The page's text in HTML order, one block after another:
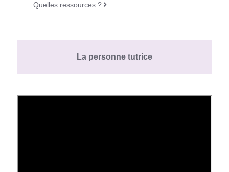
Quelles ressources ?
La personne tutrice